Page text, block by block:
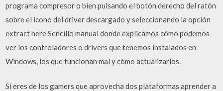
programa compresor o bien pulsando el botón derecho del ratón
sobre el icono del driver descargado y seleccionando la opción
extract here Sencillo manual donde explicamos cómo podemos
ver los controladores o drivers que tenemos instalados en
Windows, los que funcionan mal y cómo actualizarlos.
Si eres de los gamers que aprovecha dos plataformas aprender a